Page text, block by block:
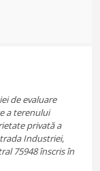
de evaluare
a terenului
privată a
Industriei,
75948 înscris în